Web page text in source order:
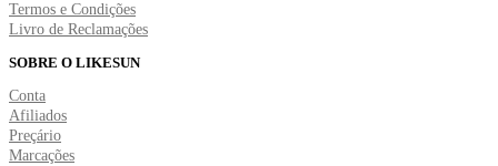
Termos e Condições
Livro de Reclamações
SOBRE O LIKESUN
Conta
Afiliados
Preçário
Marcações